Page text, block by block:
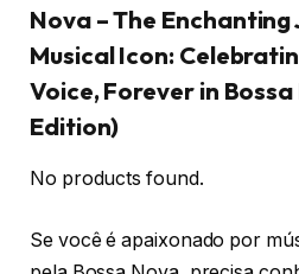
Nova – The
Musical Icon:
Voice, Forever in
Edition)
No products found.
Se você é apaixonado por